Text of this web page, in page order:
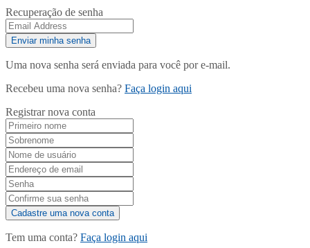
Recuperação de senha
Uma nova senha será enviada para você por e-mail.
Recebeu uma nova senha? Faça login aqui
Registrar nova conta
Tem uma conta? Faça login aqui